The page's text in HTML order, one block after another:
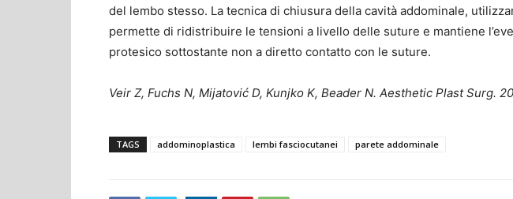
del lembo stesso. La tecnica di chiusura della cavità addominale,
permette di ridistribuire le tensioni a livello delle suture e mantiene
protesico sottostante non a diretto contatto con le suture.
Veir Z, Fuchs N, Mijatović D, Kunjko K, Beader N. Aesthetic Plast Surg.
TAGS addominoplastica lembi fasciocutanei parete addominale